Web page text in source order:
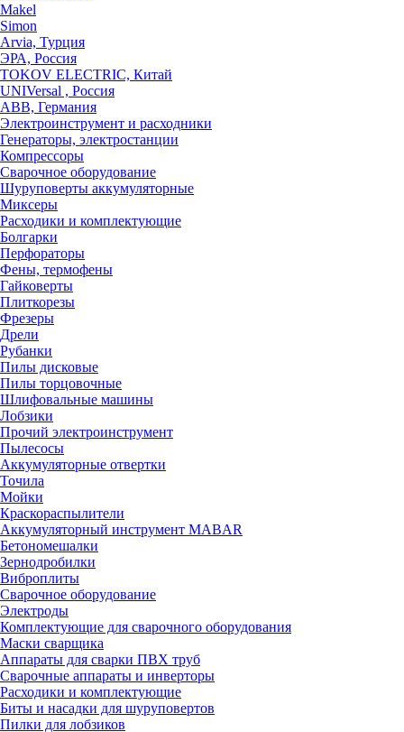
Makel
Simon
Arvia, Турция
ЭРА, Россия
TOKOV ELECTRIC, Китай
UNIVersal , Россия
ABB, Германия
Электроинструмент и расходники
Генераторы, электростанции
Компрессоры
Сварочное оборудование
Шуруповерты аккумуляторные
Миксеры
Расходики и комплектующие
Болгарки
Перфораторы
Фены, термофены
Гайковерты
Плиткорезы
Фрезеры
Дрели
Рубанки
Пилы дисковые
Пилы торцовочные
Шлифовальные машины
Лобзики
Прочий электроинструмент
Пылесосы
Аккумуляторные отвертки
Точила
Мойки
Краскораспылители
Аккумуляторный инструмент MABAR
Бетономешалки
Зернодробилки
Виброплиты
Сварочное оборудование
Электроды
Комплектующие для сварочного оборудования
Маски сварщика
Аппараты для сварки ПВХ труб
Сварочные аппараты и инверторы
Расходики и комплектующие
Биты и насадки для шуруповертов
Пилки для лобзиков